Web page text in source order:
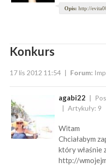
Opis: http://
Konkurs
17 lis 2012 11:54 Forum:
agabi22
Artykuły: 9
Witam
Chciałabym
który właśnie
http://